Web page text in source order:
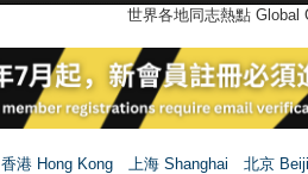
世界各地同志熱點
香港 Hong Kong 上海 Shanghai
北京